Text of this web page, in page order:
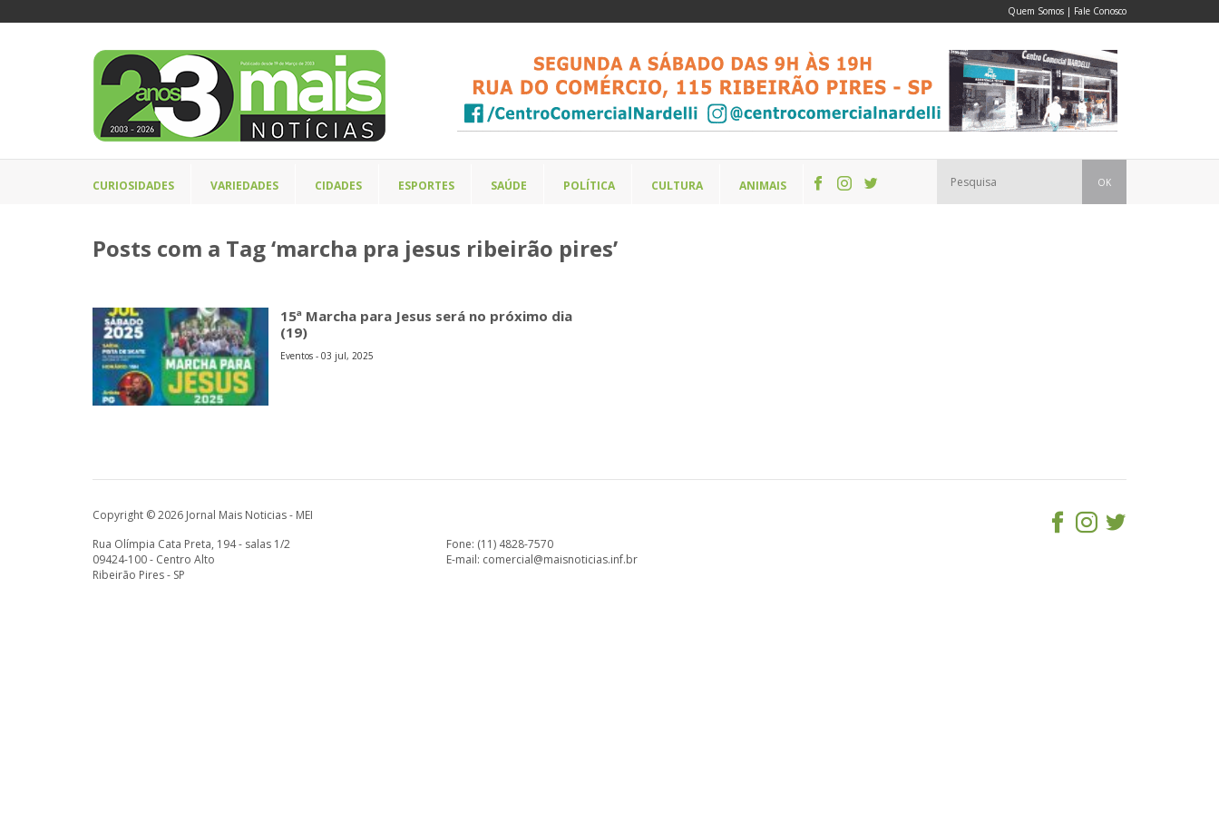
Quem Somos | Fale Conosco
CURIOSIDADES VARIEDADES CIDADES ESPORTES SAÚDE POLÍTICA CULTURA ANIMAIS OK
Posts com a Tag ‘marcha pra jesus ribeirão pires’
15ª Marcha para Jesus será no próximo dia
(19)
Eventos - 03 jul, 2025
Copyright © 2026 Jornal Mais Noticias - MEI
Rua Olímpia Cata Preta, 194 - salas 1/2
09424-100 - Centro Alto
Ribeirão Pires - SP
Fone: (11) 4828-7570
E-mail: comercial@maisnoticias.inf.br